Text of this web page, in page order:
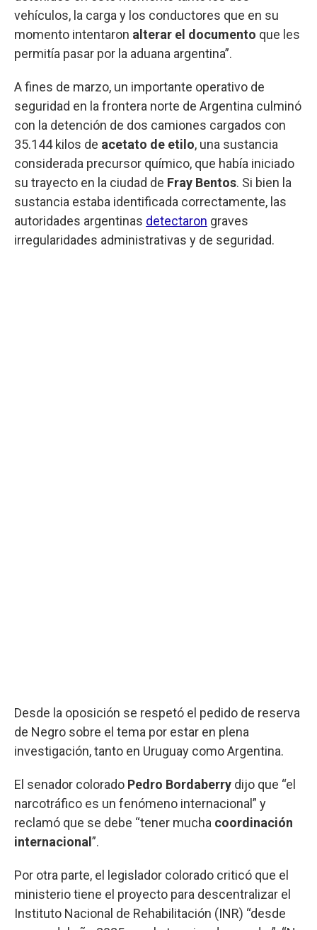
vehículos, la carga y los conductores que en su
momento intentaron alterar el documento que les
permitía pasar por la aduana argentina”.
A fines de marzo, un importante operativo de
seguridad en la frontera norte de Argentina culminó
con la detención de dos camiones cargados con
35.144 kilos de acetato de etilo, una sustancia
considerada precursor químico, que había iniciado
su trayecto en la ciudad de Fray Bentos. Si bien la
sustancia estaba identificada correctamente, las
autoridades argentinas detectaron graves
irregularidades administrativas y de seguridad.
Desde la oposición se respetó el pedido de reserva
de Negro sobre el tema por estar en plena
investigación, tanto en Uruguay como Argentina.
El senador colorado Pedro Bordaberry dijo que “el
narcotráfico es un fenómeno internacional” y
reclamó que se debe “tener mucha coordinación
internacional ”.
Por otra parte, el legislador colorado criticó que el
ministerio tiene el proyecto para descentralizar el
Instituto Nacional de Rehabilitación (INR) “desde